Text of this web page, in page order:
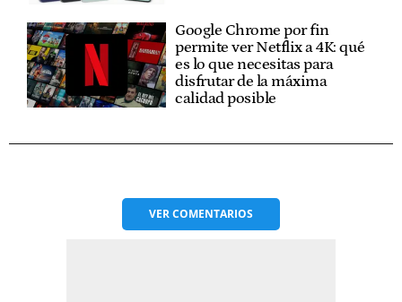
Google Chrome por fin
permite ver Netflix a 4K: qué
es lo que necesitas para
disfrutar de la máxima
calidad posible
VERCOMENTARIOS